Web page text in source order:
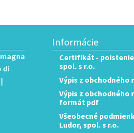
di
|
Informácie
Certifikát - poistenie
spol. s r.o.
Výpis z
Výpis z obchodného
formát pdf
Všeobecné
Ludor, spol. s r.o.